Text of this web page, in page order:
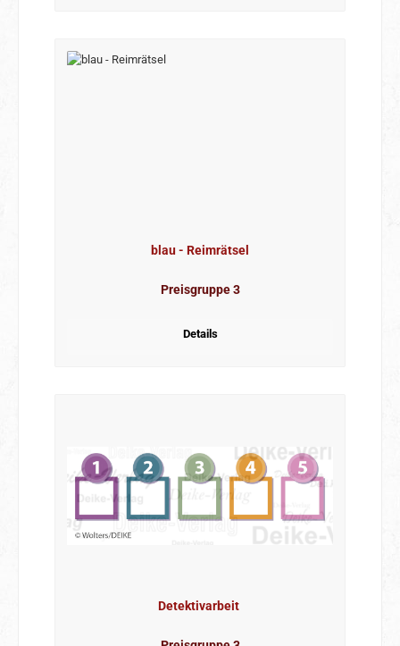
blau - Reimrätsel
Preisgruppe 3
Details
Detektivarbeit